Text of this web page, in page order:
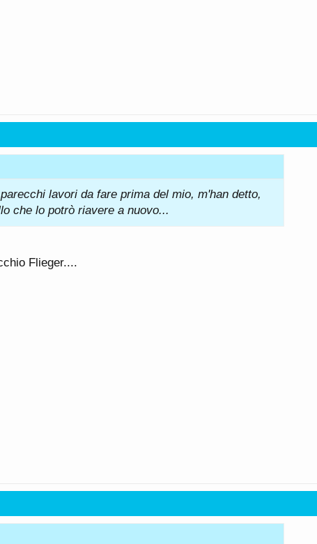
lavori da fare prima del mio, m'han detto,
che lo potrò riavere a nuovo...
Flieger....